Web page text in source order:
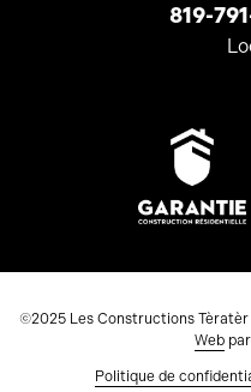
819-
©2025 Les Constructions
Web par
Politique de